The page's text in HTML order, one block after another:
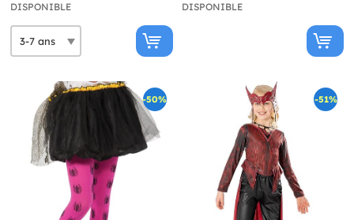
DISPONIBLE DISPONIBLE
-50% -51%